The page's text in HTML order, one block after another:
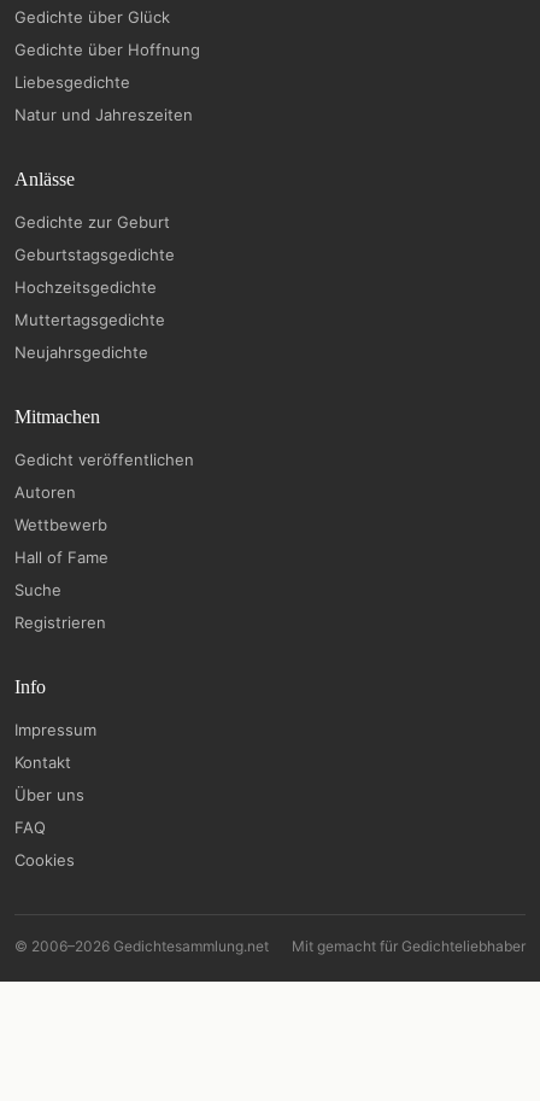
Gedichte über Glück
Gedichte über Hoffnung
Liebesgedichte
Natur und Jahreszeiten
Anlässe
Gedichte zur Geburt
Geburtstagsgedichte
Hochzeitsgedichte
Muttertagsgedichte
Neujahrsgedichte
Mitmachen
Gedicht veröffentlichen
Autoren
Wettbewerb
Hall of Fame
Suche
Registrieren
Info
Impressum
Kontakt
Über uns
FAQ
Cookies
© 2006–2026 Gedichtesammlung.net Mit gemacht für Gedichteliebhaber